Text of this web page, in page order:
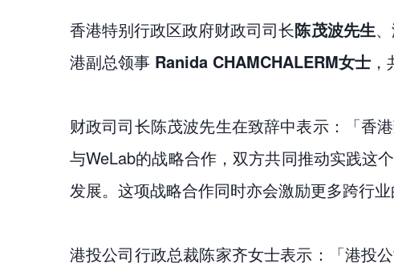
香港特别行政区政府财政司司长陈茂波先生
港副总领事 Ranida CHAMCHALERM女士，
财政司司长陈茂波先生在致辞中表示：「香
与WeLab的战略合作，双方共同推动实践这
发展。这项战略合作同时亦会激励更多跨行
港投公司行政总裁陈家齐女士表示：「港投